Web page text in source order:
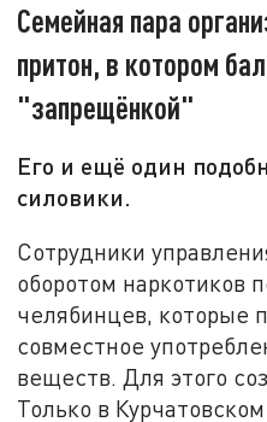
Семейная пара
притон, в котором
"запрещёнкой"
Его и ещё один
силовики.
Сотрудники
оборотом наркотиков
челябинцев, которые
совместное
веществ. Для этого
Только в